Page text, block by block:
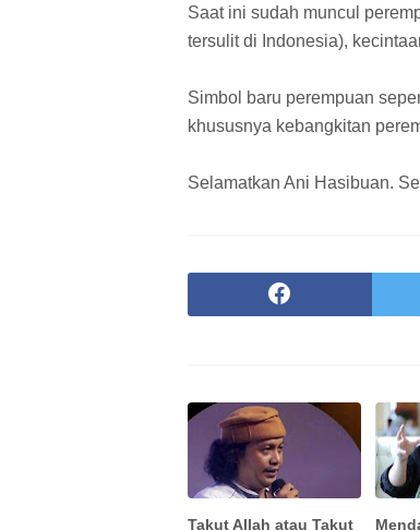
Saat ini sudah muncul
tersulit di Indonesia),
Simbol baru perempuan
khususnya kebangkitan
Selamatkan Ani Hasibuan.
Takut Allah atau Takut